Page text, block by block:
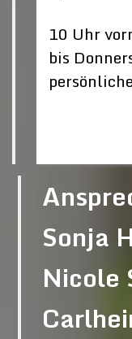
10 Uhr
bis
Sonja
Nicole